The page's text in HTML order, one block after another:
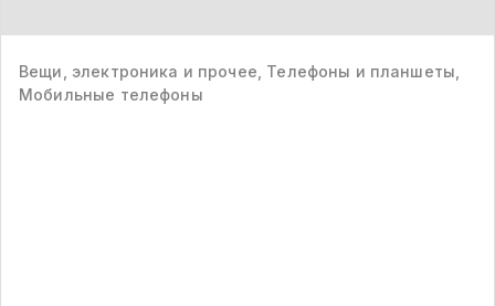
Вещи, электроника и прочее, Телефоны и планшеты,
Мобильные телефоны